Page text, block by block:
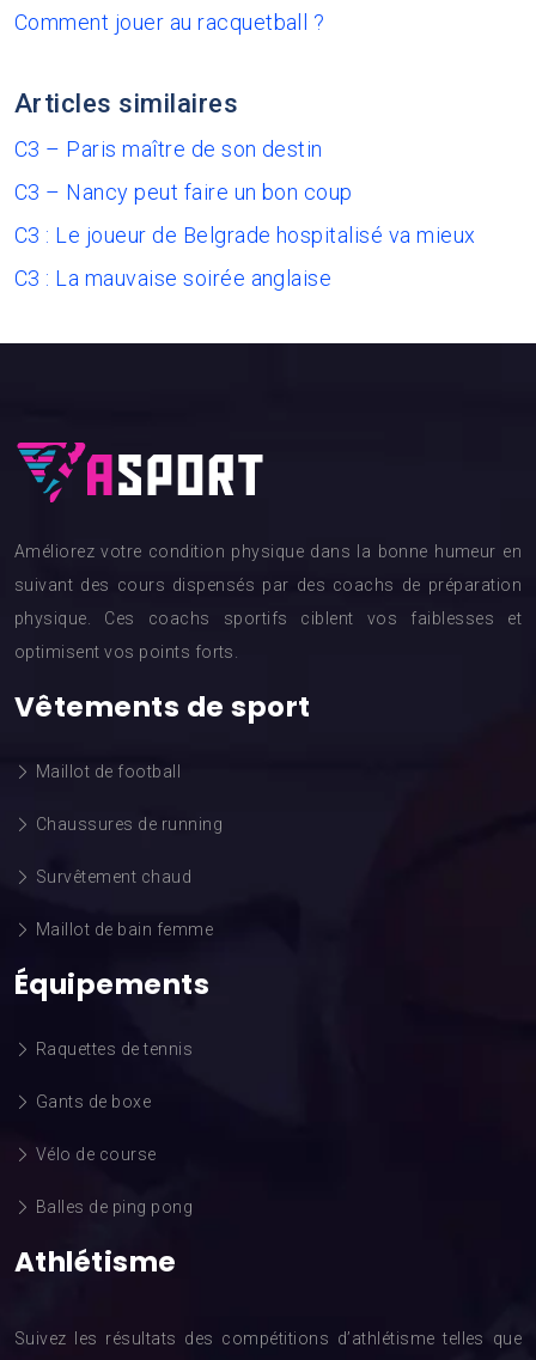
Comment jouer au racquetball ?
Articles similaires
C3 – Paris maître de son destin
C3 – Nancy peut faire un bon coup
C3 : Le joueur de Belgrade hospitalisé va mieux
C3 : La mauvaise soirée anglaise
Améliorez votre condition physique dans la bonne humeur en
suivant des cours dispensés par des coachs de préparation
physique. Ces coachs sportifs ciblent vos faiblesses et
optimisent vos points forts.
Vêtements de sport
Maillot de football
Chaussures de running
Survêtement chaud
Maillot de bain femme
Équipements
Raquettes de tennis
Gants de boxe
Vélo de course
Balles de ping pong
Athlétisme
Suivez les résultats des compétitions d’athlétisme telles que